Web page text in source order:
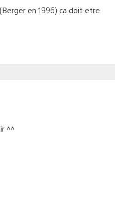
en 1996) ca doit etre
^^